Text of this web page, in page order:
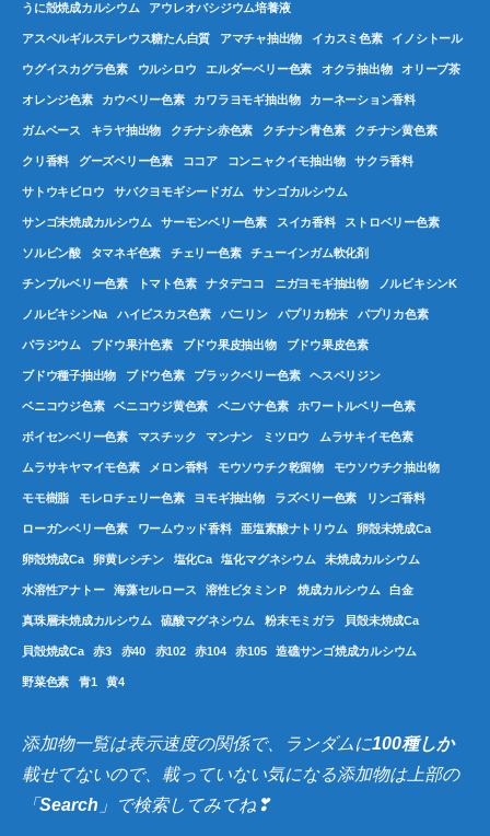
うに殻焼成カルシウム アウレオバシジウム培養液
アスペルギルステレウス糖たん白質 アマチャ抽出物 イカスミ色素 イノシトール
ウグイスカグラ色素 ウルシロウ エルダーベリー色素 オクラ抽出物 オリーブ茶
オレンジ色素 カウベリー色素 カワラヨモギ抽出物 カーネーション香料
ガムベース キラヤ抽出物 クチナシ赤色素 クチナシ青色素 クチナシ黄色素
クリ香料 グーズベリー色素 ココア コンニャクイモ抽出物 サクラ香料
サトウキビロウ サバクヨモギシードガム サンゴカルシウム
サンゴ未焼成カルシウム サーモンベリー色素 スイカ香料 ストロベリー色素
ソルビン酸 タマネギ色素 チェリー色素 チューインガム軟化剤
チンブルベリー色素 トマト色素 ナタデココ ニガヨモギ抽出物 ノルビキシンK
ノルビキシンNa ハイビスカス色素 バニリン パプリカ粉末 パプリカ色素
パラジウム ブドウ果汁色素 ブドウ果皮抽出物 ブドウ果皮色素
ブドウ種子抽出物 ブドウ色素 ブラックベリー色素 ヘスペリジン
ベニコウジ色素 ベニコウジ黄色素 ベニバナ色素 ホワートルベリー色素
ボイセンベリー色素 マスチック マンナン ミツロウ ムラサキイモ色素
ムラサキヤマイモ色素 メロン香料 モウソウチク乾留物 モウソウチク抽出物
モモ樹脂 モレロチェリー色素 ヨモギ抽出物 ラズベリー色素 リンゴ香料
ローガンベリー色素 ワームウッド香料 亜塩素酸ナトリウム 卵殻未焼成Ca
卵殻焼成Ca 卵黄レシチン 塩化Ca 塩化マグネシウム 未焼成カルシウム
水溶性アナトー 海藻セルロース 溶性ビタミンＰ 焼成カルシウム 白金
真珠層未焼成カルシウム 硫酸マグネシウム 粉末モミガラ 貝殻未焼成Ca
貝殻焼成Ca 赤3 赤40 赤102 赤104 赤105 造礁サンゴ焼成カルシウム
野菜色素 青1 黄4
添加物一覧は表示速度の関係で、ランダムに100種しか
載せてないので、載っていない気になる添加物は上部の
「Search 」で検索してみてね❣